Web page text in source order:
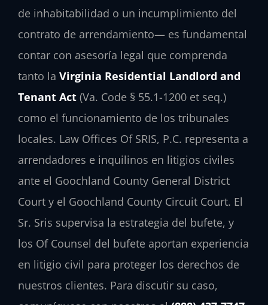
de inhabitabilidad o un incumplimiento del
contrato de arrendamiento— es fundamental
contar con asesoría legal que comprenda
tanto la Virginia Residential Landlord and
Tenant Act (Va. Code § 55.1-1200 et seq.)
como el funcionamiento de los tribunales
locales. Law Offices Of SRIS, P.C. representa a
arrendadores e inquilinos en litigios civiles
ante el Goochland County General District
Court y el Goochland County Circuit Court. El
Sr. Sris supervisa la estrategia del bufete, y
los Of Counsel del bufete aportan experiencia
en litigio civil para proteger los derechos de
nuestros clientes. Para discutir su caso,